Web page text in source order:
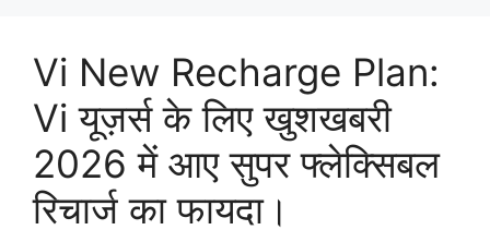
Vi New Recharge Plan:
Vi यूज़र्स के लिए खुशखबरी
2026 में आए सुपर फ्लेक्सिबल
रिचार्ज का फायदा।